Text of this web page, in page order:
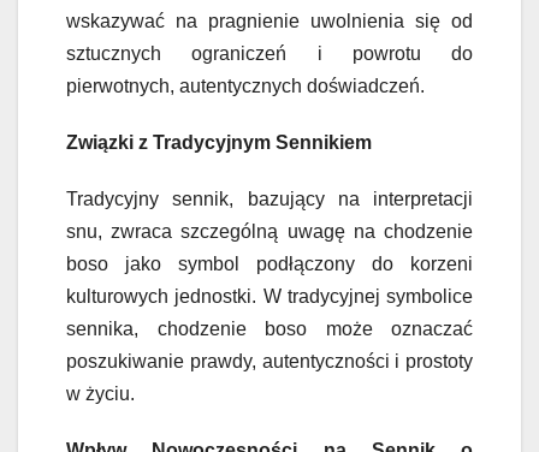
wskazywać na pragnienie uwolnienia się od
sztucznych ograniczeń i powrotu do
pierwotnych, autentycznych doświadczeń.
Związki z Tradycyjnym Sennikiem
Tradycyjny sennik, bazujący na interpretacji
snu, zwraca szczególną uwagę na chodzenie
boso jako symbol podłączony do korzeni
kulturowych jednostki. W tradycyjnej symbolice
sennika, chodzenie boso może oznaczać
poszukiwanie prawdy, autentyczności i prostoty
w życiu.